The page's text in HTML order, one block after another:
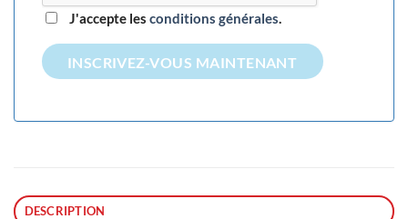
J'accepte les conditions générales.
INSCRIVEZ-VOUS MAINTENANT
DESCRIPTION